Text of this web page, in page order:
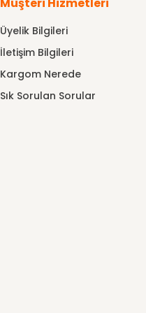
Üyelik Bilgileri
İletişim Bilgileri
Kargom Nerede
Sık Sorulan Sorular